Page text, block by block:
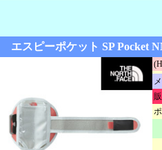
エスピーポケット SP Pocket